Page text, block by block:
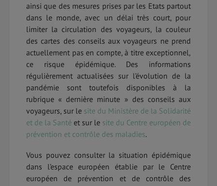
ainsi que des mesures prises par les Etats partout
dans le monde, avec un délai très court, pour
limiter la circulation des voyageurs, la couleur
des cartes des conseils aux voyageurs ne prend
actuellement pas en compte, à titre exceptionnel,
ce risque épidémique. Des informations
régulièrement actualisées sur l’évolution de la
pandémie sont toutefois disponibles à la
rubrique « dernière minute » des conseils aux
voyageurs, sur le site du Ministère de la Solidarité
et de la Santé et sur le site du Centre européen de
prévention et contrôle des maladies.
Vous pouvez consulter la situation épidémique
dans l’espace européen établie par le Centre
européen de prévention et de contrôle des